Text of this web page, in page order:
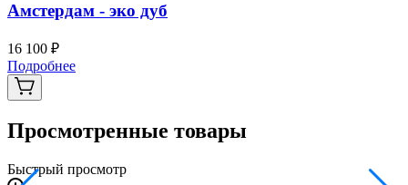
Амстердам - эко дуб
16 100 ₽
Подробнее
Просмотренные товары
Быстрый просмотр